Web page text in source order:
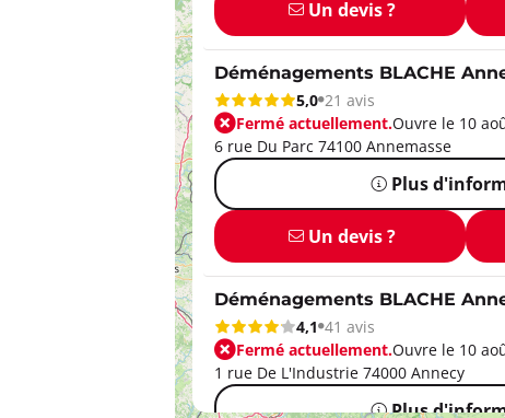
Un devis ?
Déménagements BLACHE
5,0 21 avis
Fermé actuellement.Ouvre le 10
6 rue Du Parc 74100 Annemasse
Plus
Un devis ?
Déménagements BLACHE
4,1 41 avis
Fermé actuellement.Ouvre le 10
1 rue De L'Industrie 74000 Annecy
Plus